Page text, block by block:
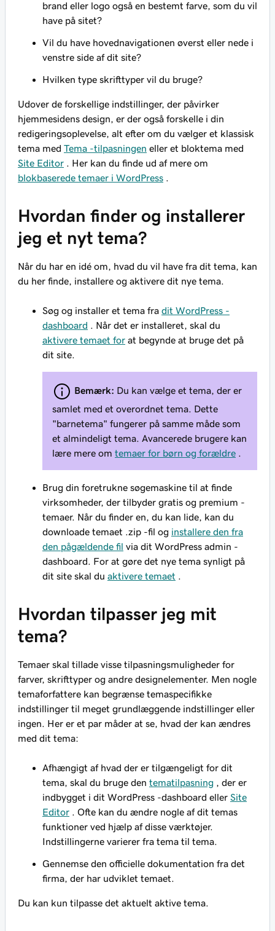
brand eller logo også en bestemt farve, som du vil
have på sitet?
Vil du have hovednavigationen øverst eller nede i
venstre side af dit site?
Hvilken type skrifttyper vil du bruge?
Udover de forskellige indstillinger, der påvirker
hjemmesidens design, er der også forskelle i din
redigeringsoplevelse, alt efter om du vælger et klassisk
tema med Tema -tilpasningen eller et bloktema med
Site Editor . Her kan du finde ud af mere om
blokbaserede temaer i WordPress .
Hvordan finder og installerer
jeg et nyt tema?
Når du har en idé om, hvad du vil have fra dit tema, kan
du her finde, installere og aktivere dit nye tema.
Søg og installer et tema fra dit WordPress -
dashboard . Når det er installeret, skal du
aktivere temaet for at begynde at bruge det på
dit site.
Bemærk: Du kan vælge et tema, der er
samlet med et overordnet tema. Dette
"barnetema" fungerer på samme måde som
et almindeligt tema. Avancerede brugere kan
lære mere om temaer for børn og forældre .
Brug din foretrukne søgemaskine til at finde
virksomheder, der tilbyder gratis og premium -
temaer. Når du finder en, du kan lide, kan du
downloade temaet .zip -fil og installere den fra
den pågældende fil via dit WordPress admin -
dashboard. For at gøre det nye tema synligt på
dit site skal du aktivere temaet .
Hvordan tilpasser jeg mit
tema?
Temaer skal tillade visse tilpasningsmuligheder for
farver, skrifttyper og andre designelementer. Men nogle
temaforfattere kan begrænse temaspecifikke
indstillinger til meget grundlæggende indstillinger eller
ingen. Her er et par måder at se, hvad der kan ændres
med dit tema:
Afhængigt af hvad der er tilgængeligt for dit
tema, skal du bruge den tematilpasning , der er
indbygget i dit WordPress -dashboard eller Site
Editor . Ofte kan du ændre nogle af dit temas
funktioner ved hjælp af disse værktøjer.
Indstillingerne varierer fra tema til tema.
Gennemse den officielle dokumentation fra det
firma, der har udviklet temaet.
Du kan kun tilpasse det aktuelt aktive tema.